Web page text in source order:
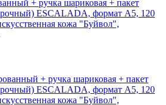
+ ручка шариковая + пакет
ESCALADA, формат А5, 120
кожа "Буйвол",